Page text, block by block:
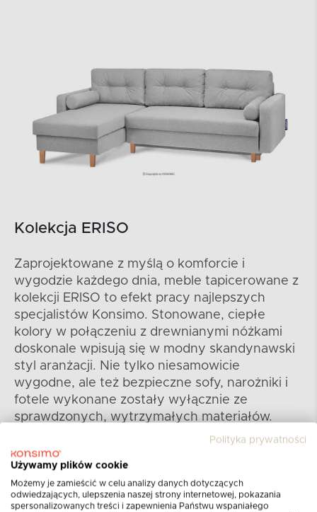
Kolekcja ERISO
Zaprojektowane z myślą o komforcie i
wygodzie każdego dnia, meble tapicerowane z
kolekcji ERISO to efekt pracy najlepszych
specjalistów Konsimo. Stonowane, ciepłe
kolory w połączeniu z drewnianymi nóżkami
doskonale wpisują się w modny skandynawski
styl aranżacji. Nie tylko niesamowicie
wygodne, ale też bezpieczne sofy, narożniki i
fotele wykonane zostały wyłącznie ze
sprawdzonych, wytrzymałych materiałów.
Meble skandynawskie z kolekcji ERISO to
propozycja dla zwolenników ciepłego
minimalizmu. Sprawdzą się nie tylko w
salonach, ale też pokojach gościnnych, a
nawet hotelach, restauracjach czy
Polityka prywatności
Używamy plików cookie
Możemy je zamieścić w celu analizy danych dotyczących
odwiedzających, ulepszenia naszej strony internetowej, pokazania
spersonalizowanych treści i zapewnienia Państwu wspaniałego